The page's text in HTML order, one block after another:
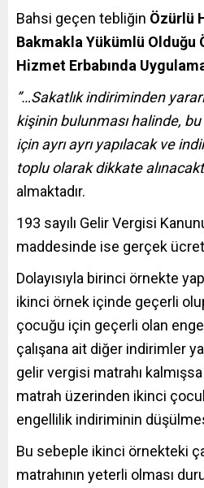
Bahsi geçen tebliğin Özürlü
Bakmakla Yükümlü Olduğu
Hizmet Erbabında
”…Sakatlık indiriminden
kişinin bulunması halinde,
için ayrı ayrı yapılacak ve
toplu olarak dikkate
almaktadır.
193 sayılı Gelir Vergisi
maddesinde ise gerçek
Dolayısıyla birinci örnekte
ikinci örnek içinde geçerli
çocuğu için geçerli olan
çalışana ait diğer indirimler
gelir vergisi matrahı
matrah üzerinden ikinci
engellilik indiriminin
Bu sebeple ikinci örnekteki
matrahının yeterli olması